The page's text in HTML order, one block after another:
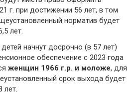
г. при достижении 56 лет, в том
норматив будет
лет.
начнут досрочно (в 57 лет)
обеспечение с 2023 года
женщин 1966 г.р. и моложе, для
срок выхода будет
лет.